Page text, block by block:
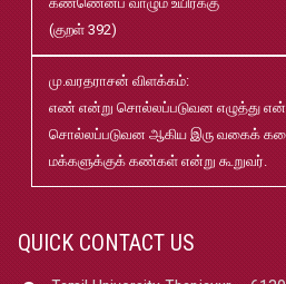
May
22
மரங்கள் ஏலம் விடுதல்
May
15
Robert-Caldwell-Chair-
May
08
தமிழ்ப் பல்கலைக்கழகம்-
Jan பதிப்புத்துறை வெளியீடுகள்
(குறள் 392)
மு.வரதராசன் விளக்கம்:
எண் என்று சொல்லப்படுவன எழுத்து
சொல்லப்படுவன ஆகிய இரு வகைக்
மக்களுக்குக் கண்கள் என்று கூறுவர்.
QUICK CONTACT US